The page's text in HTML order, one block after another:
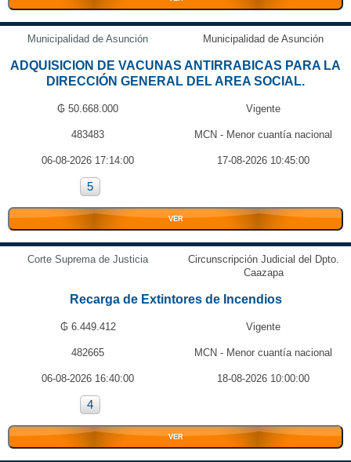
Municipalidad de Asunción Municipalidad de Asunción
ADQUISICION DE VACUNAS ANTIRRABICAS PARA LA
DIRECCIÓN GENERAL DEL AREA SOCIAL.
₲ 50.668.000 Vigente
483483 MCN - Menor cuantía nacional
06-08-2026 17:14:00 17-08-2026 10:45:00
5
VER
Corte Suprema de Justicia
Circunscripción Judicial del Dpto.
Caazapa
Recarga de Extintores de Incendios
₲ 6.449.412 Vigente
482665 MCN - Menor cuantía nacional
06-08-2026 16:40:00 18-08-2026 10:00:00
4
VER